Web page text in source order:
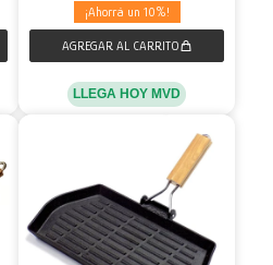
10
LLEGA HOY MVD